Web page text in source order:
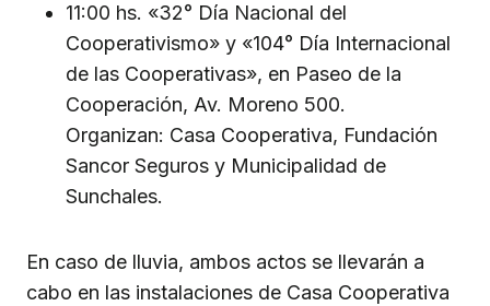
11:00 hs. «32° Día Nacional del
Cooperativismo» y «104° Día Internacional
de las Cooperativas», en Paseo de la
Cooperación, Av. Moreno 500.
Organizan: Casa Cooperativa, Fundación
Sancor Seguros y Municipalidad de
Sunchales.
En caso de lluvia, ambos actos se llevarán a
cabo en las instalaciones de Casa Cooperativa